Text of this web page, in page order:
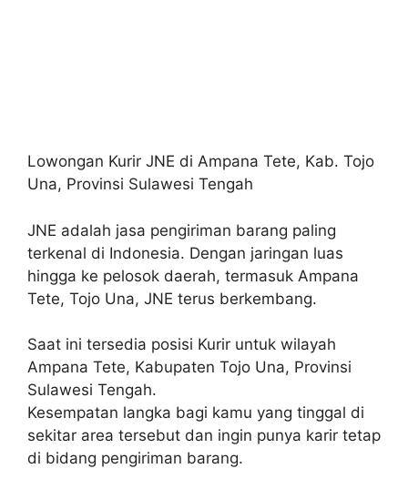
Lowongan Kurir JNE di Ampana Tete, Kab. Tojo
Una, Provinsi Sulawesi Tengah
JNE adalah jasa pengiriman barang paling
terkenal di Indonesia. Dengan jaringan luas
hingga ke pelosok daerah, termasuk Ampana
Tete, Tojo Una, JNE terus berkembang.
Saat ini tersedia posisi Kurir untuk wilayah
Ampana Tete, Kabupaten Tojo Una, Provinsi
Sulawesi Tengah.
Kesempatan langka bagi kamu yang tinggal di
sekitar area tersebut dan ingin punya karir tetap
di bidang pengiriman barang.